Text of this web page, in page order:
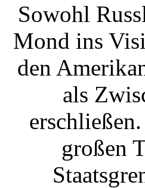
Sowohl
Mond ins
den
als
großen